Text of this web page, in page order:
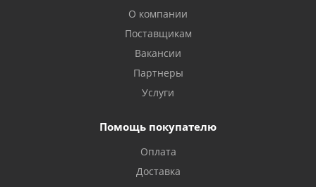
О компании
Поставщикам
Вакансии
Партнеры
Услуги
Помощь покупателю
Оплата
Доставка